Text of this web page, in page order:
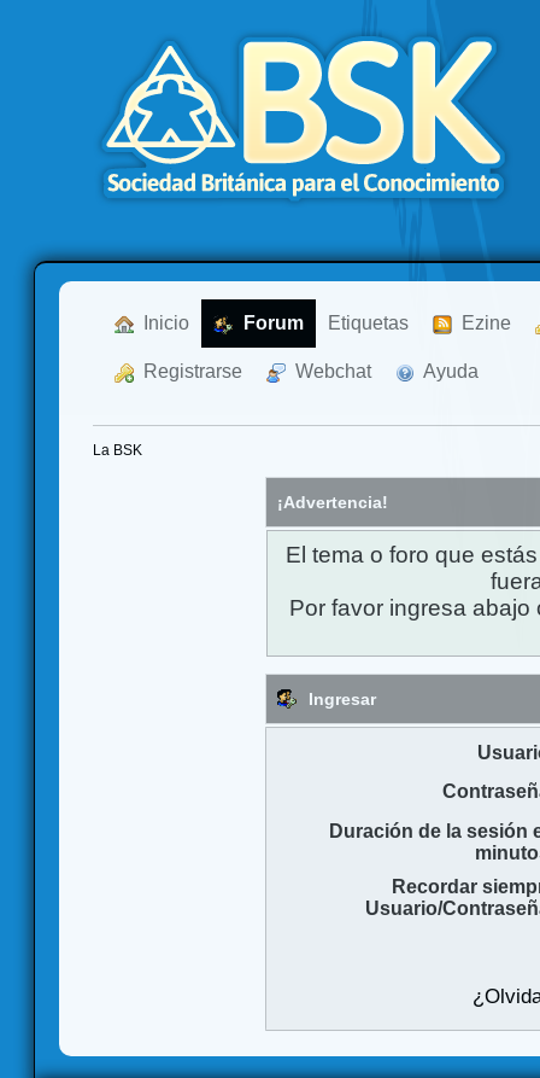
Inicio Forum Etiquetas Ezine
Registrarse Webchat Ayuda
La BSK
¡Advertencia!
El tema o foro que
Por favor ingresa
Ingresar
Duración de la sesión
Recordar
Usuario/